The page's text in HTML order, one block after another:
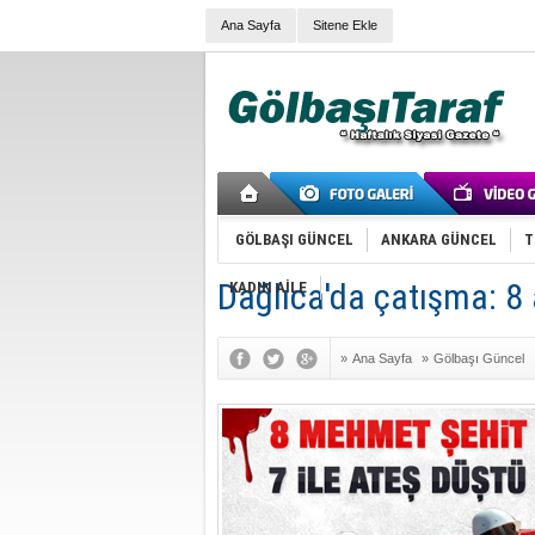
Ana Sayfa Sitene Ekle
GÖLBAŞI GÜNCEL ANKARA GÜNCEL
KADIN AİLE
Dağlıca'da çatışma:
» Ana Sayfa » Gölbaşı Güncel